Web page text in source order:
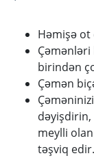
Həmişə
birindən
Çəmən
meylli
təşviq edir.